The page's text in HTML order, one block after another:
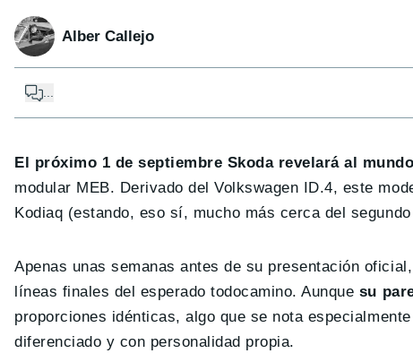
Alber Callejo
...
El próximo 1 de septiembre Skoda revelará al
modular MEB. Derivado del Volkswagen ID.4, este
Kodiaq (estando, eso sí, mucho más cerca del
Apenas unas semanas antes de su presentación
líneas finales del esperado todocamino. Aunque su
proporciones idénticas, algo que se nota
diferenciado y con personalidad propia.